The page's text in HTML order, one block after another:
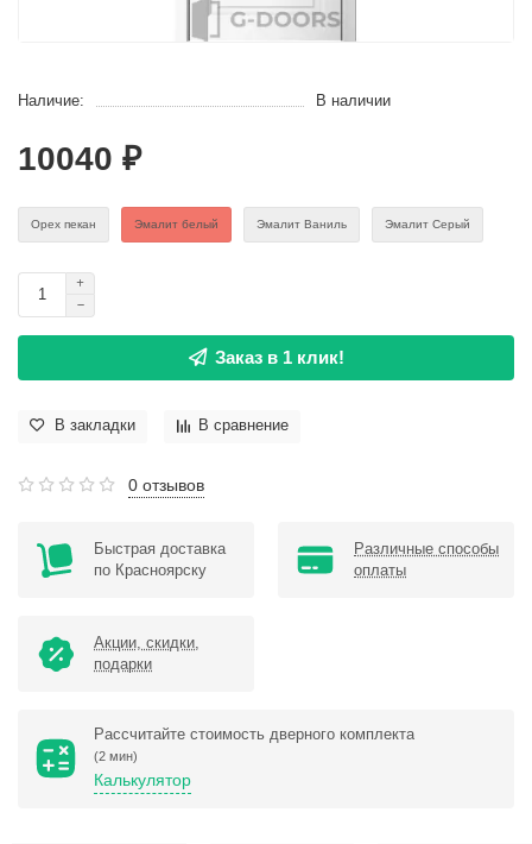
Наличие: В наличии
10040 ₽
Орех пекан Эмaлит белый Эмалит Ваниль Эмалит Серый
Заказ в 1 клик!
В закладки В сравнение
0 отзывов
Быстрая доставка
по Красноярску
Различные способы
оплаты
Акции, скидки,
подарки
Рассчитайте стоимость дверного комплекта
(2 мин)
Калькулятор